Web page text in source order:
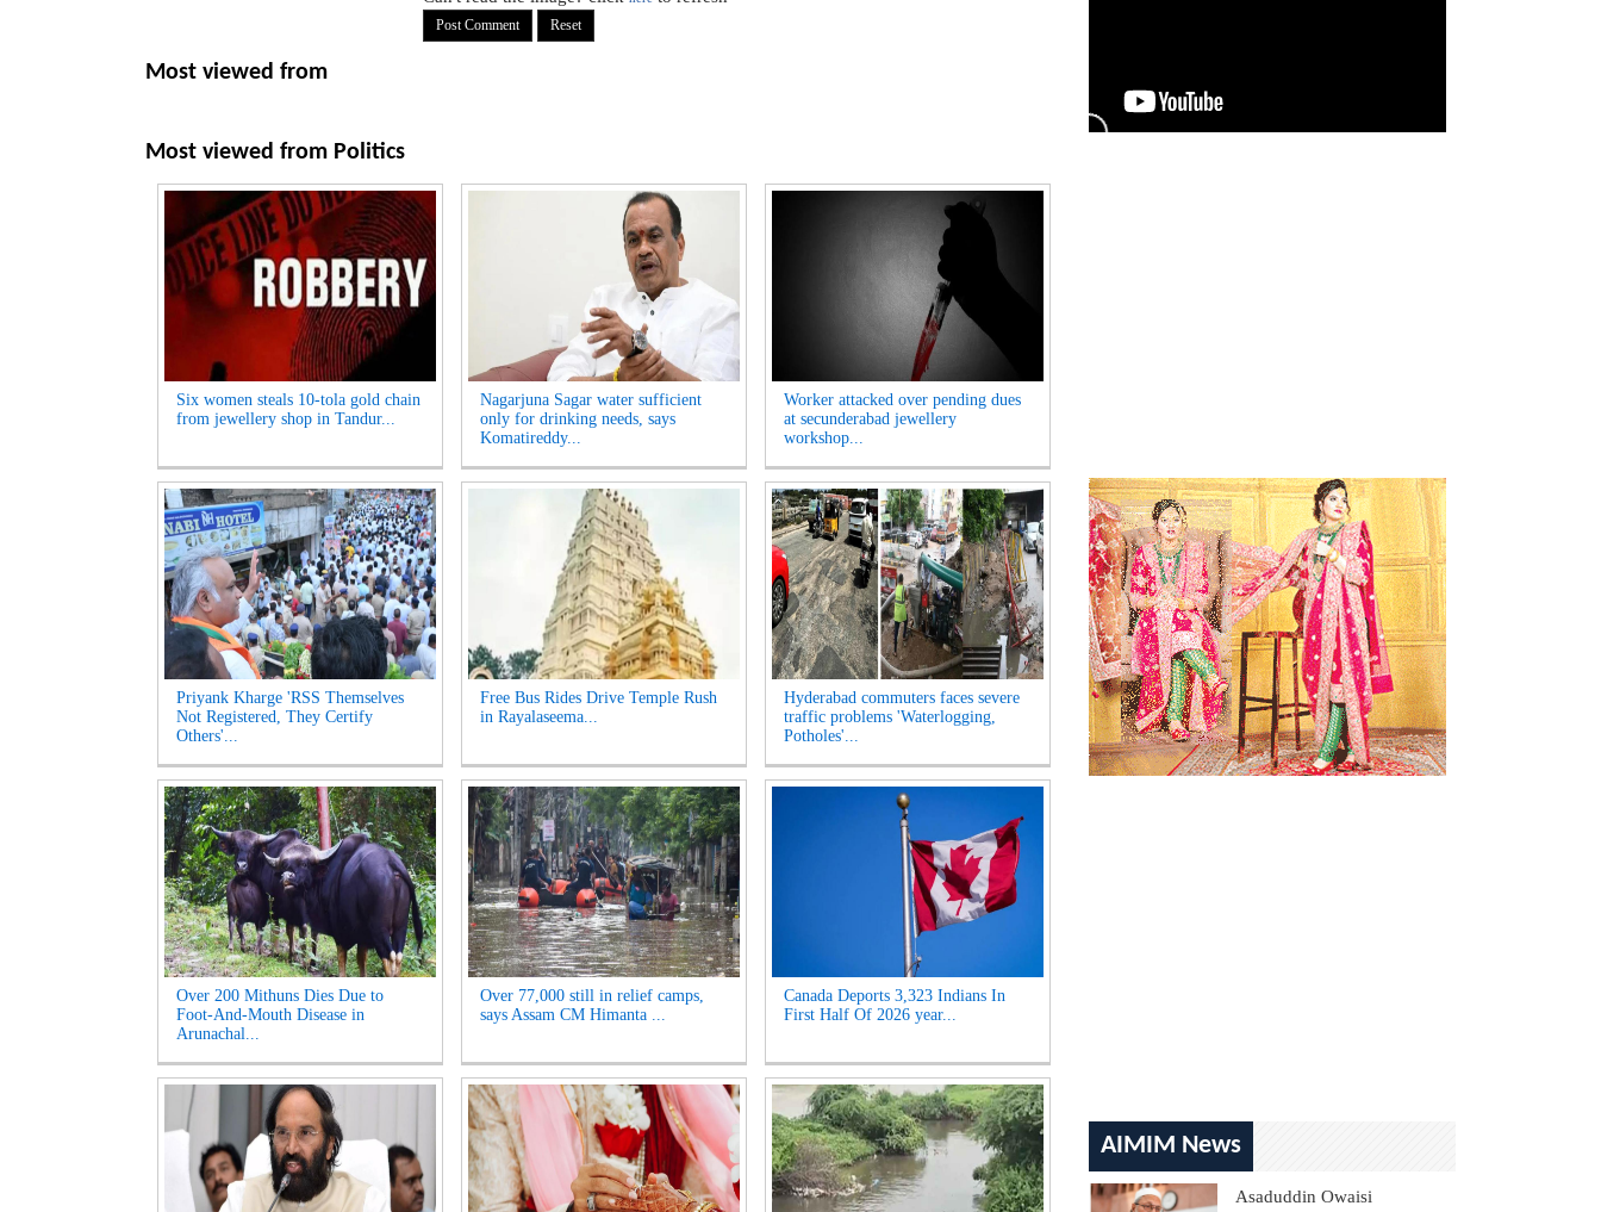
Most viewed from
Most viewed from Politics
Six women steals 10-tola gold chain
from jewellery shop in Tandur...
Nagarjuna Sagar water sufficient
only for drinking needs, says
Komatireddy...
Worker attacked over pending dues
at secunderabad jewellery
workshop...
Priyank Kharge 'RSS Themselves
Not Registered, They Certify
Others'...
Free Bus Rides Drive Temple Rush
in Rayalaseema...
Hyderabad commuters faces severe
traffic problems 'Waterlogging,
Potholes'...
Over 200 Mithuns Dies Due to
Foot-And-Mouth Disease in
Arunachal...
Over 77,000 still in relief camps,
says Assam CM Himanta ...
Canada Deports 3,323 Indians In
First Half Of 2026 year...
AIMIM News
Asaduddin Owaisi